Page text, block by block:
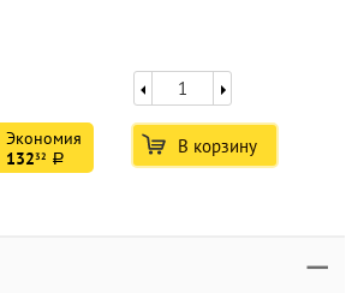
Экономия
13232 a
В корзину